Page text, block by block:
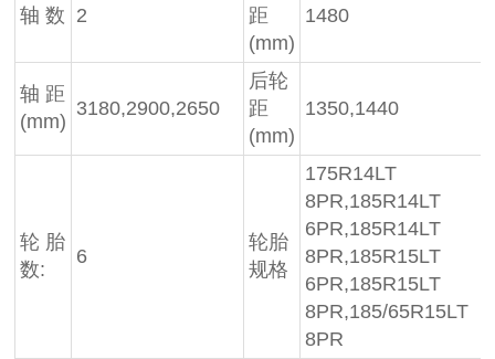
轴 数 2
距
(mm)
1480
轴 距
(mm)
3180,2900,2650
后轮
距
(mm)
1350,1440
轮 胎
数:
6
轮胎
规格
175R14LT
8PR,185R14LT
6PR,185R14LT
8PR,185R15LT
6PR,185R15LT
8PR,185/65R15LT
8PR